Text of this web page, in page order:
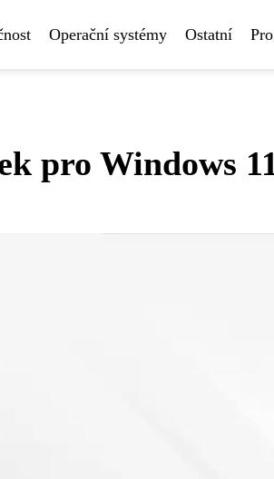
Operační systémy Ostatní
pro Windows